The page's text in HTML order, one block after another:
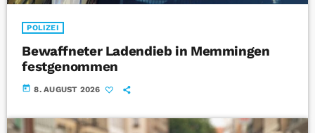
POLIZEI
Bewaffneter Ladendieb in Memmingen
festgenommen
today 8. AUGUST 2026